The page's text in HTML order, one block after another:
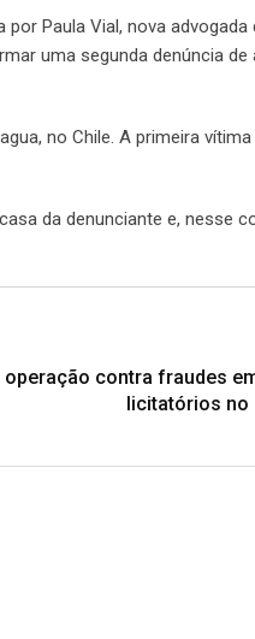
Paula Vial, nova advogada
uma segunda denúncia de
no Chile. A primeira
da denunciante e, nesse
operação contra fraudes
licitatórios no